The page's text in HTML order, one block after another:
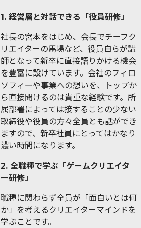
1. 経営層と対話できる「役員研修」
社長の宮本をはじめ、会長でチーフク
リエイターの馬場など、役員自らが講
師となって新卒に直接語りかける機会
を豊富に設けています。会社のフィロ
ソフィーや事業への想いを、トップか
ら直接聞けるのは貴重な経験です。所
属部署によっては接することの少ない
取締役や役員の方々全員とも話ができ
ますので、新卒社員にとってはかなり
濃い時間になります。
2. 全職種で学ぶ「ゲームクリエイタ
ー研修」
職種に関わらず全員が「面白いとは何
か」を考えるクリエイターマインドを
学ぶことです。